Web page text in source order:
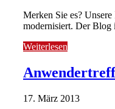
Merken Sie es?
modernisiert. Der
Weiterlesen
17. März 2013